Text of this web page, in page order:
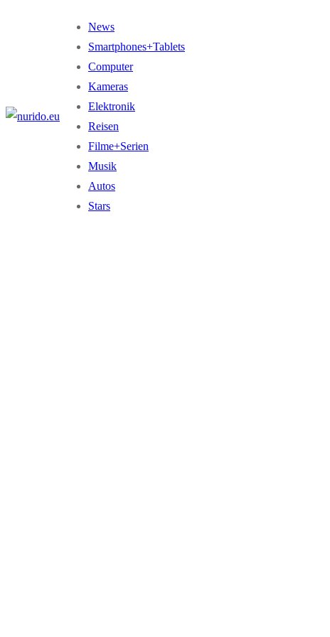
News
Smartphones+Tablets
Computer
Kameras
Elektronik
Reisen
Filme+Serien
Musik
Autos
Stars